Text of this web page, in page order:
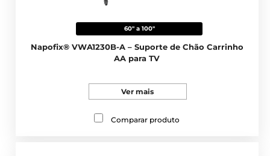
60" a 100"
Napofix® VWA1230B-A – Suporte de Chão Carrinho
AA para TV
Ver mais
Comparar produto